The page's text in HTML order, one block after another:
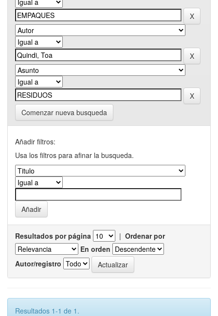
Comenzar nueva busqueda
Añadir filtros:
Usa los filtros para afinar la busqueda.
Resultados por página | Ordenar por
En orden
Autor/registro
Resultados 1-1 de 1.